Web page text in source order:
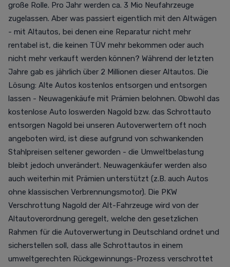
große Rolle. Pro Jahr werden ca. 3 Mio Neufahrzeuge
zugelassen. Aber was passiert eigentlich mit den Altwägen
- mit Altautos, bei denen eine Reparatur nicht mehr
rentabel ist, die keinen TÜV mehr bekommen oder auch
nicht mehr verkauft werden können? Während der letzten
Jahre gab es jährlich über 2 Millionen dieser Altautos. Die
Lösung: Alte Autos kostenlos entsorgen und entsorgen
lassen - Neuwagenkäufe mit Prämien belohnen. Obwohl das
kostenlose Auto loswerden Nagold bzw. das Schrottauto
entsorgen Nagold bei unseren Autoverwertern oft noch
angeboten wird, ist diese aufgrund von schwankenden
Stahlpreisen seltener geworden - die Umweltbelastung
bleibt jedoch unverändert. Neuwagenkäufer werden also
auch weiterhin mit Prämien unterstützt (z.B. auch Autos
ohne klassischen Verbrennungsmotor). Die PKW
Verschrottung Nagold der Alt-Fahrzeuge wird von der
Altautoverordnung geregelt, welche den gesetzlichen
Rahmen für die Autoverwertung in Deutschland ordnet und
sicherstellen soll, dass alle Schrottautos in einem
umweltgerechten Rückgewinnungs-Prozess verschrottet